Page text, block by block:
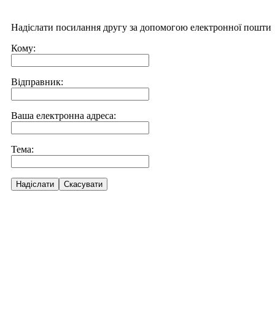
Надіслати посилання другу за допомогою електронної пошти
Кому:
Відправник:
Ваша електронна адреса:
Тема:
Надіслати Скасувати